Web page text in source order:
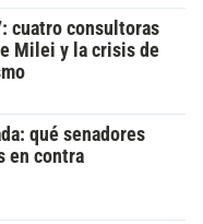
cuatro consultoras
Milei y la crisis de
qué senadores
en contra